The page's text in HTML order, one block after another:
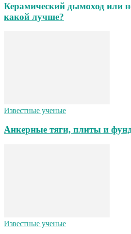
Керамический дымоход или
какой лучше?
Известные ученые
Анкерные тяги, плиты и
Известные ученые